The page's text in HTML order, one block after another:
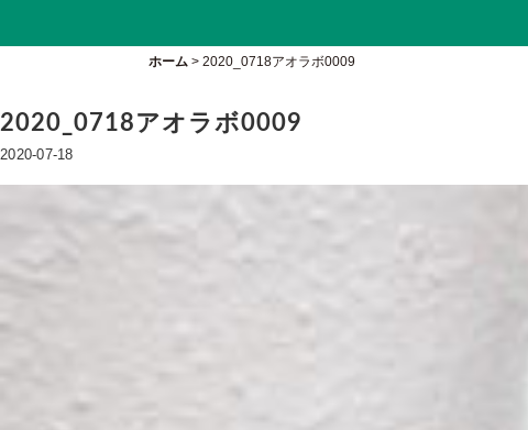
ホーム> 2020_0718アオラボ0009
2020_0718アオラボ0009
2020-07-18